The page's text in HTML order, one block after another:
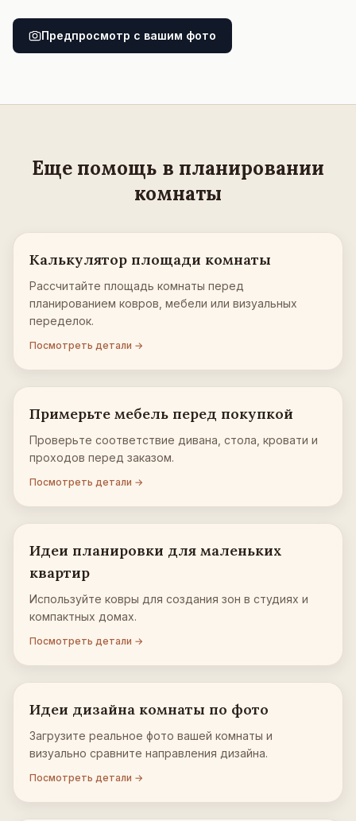
Предпросмотр с вашим фото
Еще помощь в планировании
комнаты
Калькулятор площади комнаты
Рассчитайте площадь комнаты перед
планированием ковров, мебели или визуальных
переделок.
Посмотреть детали →
Примерьте мебель перед покупкой
Проверьте соответствие дивана, стола, кровати и
проходов перед заказом.
Посмотреть детали →
Идеи планировки для маленьких
квартир
Используйте ковры для создания зон в студиях и
компактных домах.
Посмотреть детали →
Идеи дизайна комнаты по фото
Загрузите реальное фото вашей комнаты и
визуально сравните направления дизайна.
Посмотреть детали →